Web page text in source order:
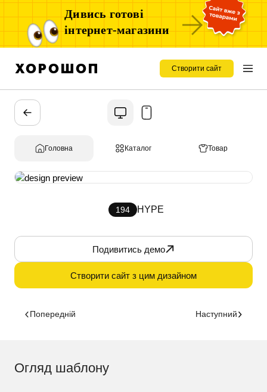
Дивись готові
інтернет-магазини
Створити сайт
Головна Каталог Товар
194 HYPE
Подивитись демо
Створити сайт з цим дизайном
Попередній Наступний
Огляд шаблону